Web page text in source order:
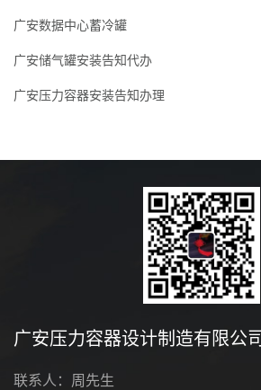
广安数据中心蓄冷罐
广安储气罐安装告知代办
广安压力容器安装告知办理
广安压力容器设计制造有限公司
联系人：周先生